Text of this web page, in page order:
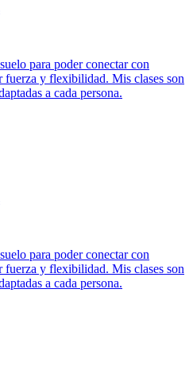
para poder conectar con
fuerza y flexibilidad. Mis clases son
a cada persona.
para poder conectar con
fuerza y flexibilidad. Mis clases son
a cada persona.